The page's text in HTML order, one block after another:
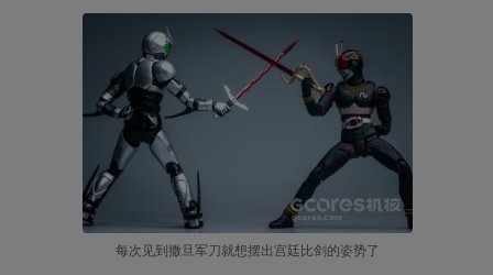
每次见到撒旦军刀就想摆出宫廷比剑的姿势了